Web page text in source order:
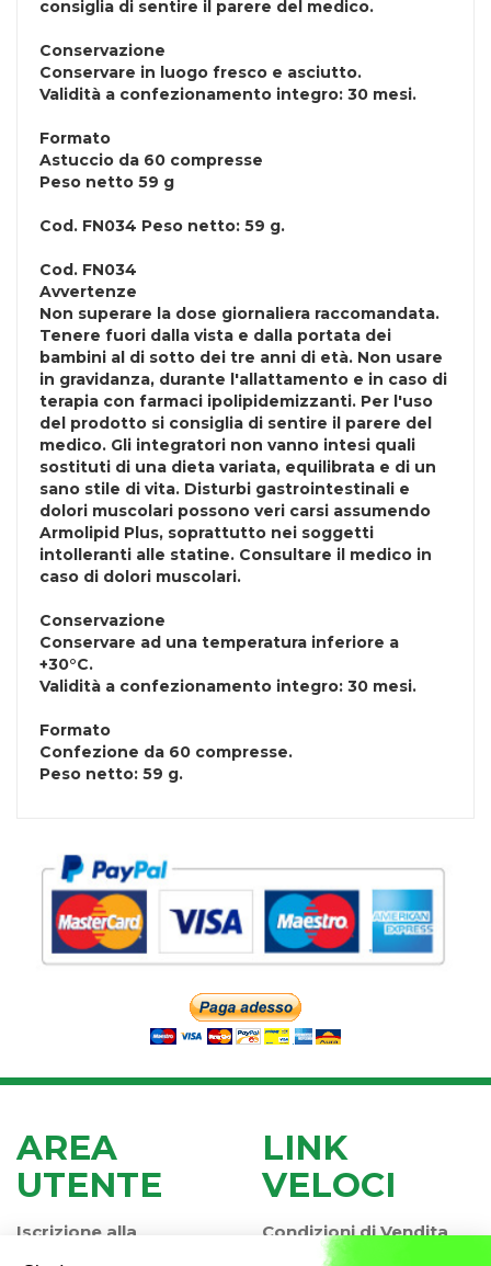
consiglia di sentire il parere del medico.
Conservazione
Conservare in luogo fresco e asciutto.
Validità a confezionamento integro: 30 mesi.
Formato
Astuccio da 60 compresse
Peso netto 59 g
Cod. FN034 Peso netto: 59 g.
Cod. FN034
Avvertenze
Non superare la dose giornaliera raccomandata.
Tenere fuori dalla vista e dalla portata dei
bambini al di sotto dei tre anni di età. Non usare
in gravidanza, durante l'allattamento e in caso di
terapia con farmaci ipolipidemizzanti. Per l'uso
del prodotto si consiglia di sentire il parere del
medico. Gli integratori non vanno intesi quali
sostituti di una dieta variata, equilibrata e di un
sano stile di vita. Disturbi gastrointestinali e
dolori muscolari possono veri carsi assumendo
Armolipid Plus, soprattutto nei soggetti
intolleranti alle statine. Consultare il medico in
caso di dolori muscolari.
Conservazione
Conservare ad una temperatura inferiore a
+30°C.
Validità a confezionamento integro: 30 mesi.
Formato
Confezione da 60 compresse.
Peso netto: 59 g.
AREA
UTENTE
Iscrizione alla
LINK
VELOCI
Condizioni di Vendita